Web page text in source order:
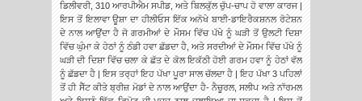
ਡਿਲੀਵਰੀ, 310 ਆਰਪੀਐਮ ਸਪੀਡ, ਅਤੇ ਬਿਲਕੁੱਲ ਚੁੱਪ-ਚਾਪ ਹੋ ਵਾਲਾ ਕਾਰਜ |
ਇਸ ਤੋਂ ਇਲਾਵਾ ਊਸ਼ਾ ਦਾ ਹੀਲੀਓਸ ਇੱਕ ਅਨੋਖੇ ਬਾਈ-ਡਾਇਰੈਕਸ਼ਨਲ ਰੋਟੇਸ਼ਨ
ਦੇ ਨਾਲ ਆਉਂਦਾ ਹੈ ਜੋ ਗਰਮੀਆਂ ਦੇ ਮੌਸਮ ਵਿੱਚ ਪੱਖੇ ਨੂੰ ਘੜੀ ਤੋਂ ਉਲਟੀ ਦਿਸ਼ਾ
ਵਿੱਚ ਘੁੰਮਾ ਕੇ ਹੇਠਾਂ ਨੂੰ ਠੰਡੀ ਹਵਾ ਛੱਡਦਾ ਹੈ, ਅਤੇ ਸਰਦੀਆਂ ਦੇ ਮੌਸਮ ਵਿੱਚ ਪੱਖੇ ਨੂੰ
ਘੜੀ ਦੀ ਦਿਸ਼ਾ ਵਿੱਚ ਚਲਾ ਕੇ ਛੱਤ ਦੇ ਕੋਲ ਇਕੱਠੀ ਹੋਈ ਗਰਮ ਹਵਾ ਨੂੰ ਹੇਠਾਂ ਵੱਲ
ਨੂੰ ਛੱਡਦਾ ਹੈ | ਇਸ ਤਰ੍ਹਾਂ ਇਹ ਪੱਖਾ ਪੂਰਾ ਸਾਲ ਚੱਲਦਾ ਹੈ | ਇਹ ਪੱਖਾ 3 ਪਹਿਲਾਂ
ਤੋਂ ਹੀ ਸੈੱਟ ਕੀਤੇ ਬ੍ਰੀਜ਼ ਮੋਡਾਂ ਦੇ ਨਾਲ ਆਉਂਦਾ ਹੈ- ਨੈਚੂਰਲ, ਸਲੀਪ ਅਤੇ ਨਾੱਰਮਲ